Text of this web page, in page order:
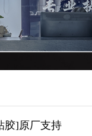
胶]原厂支持